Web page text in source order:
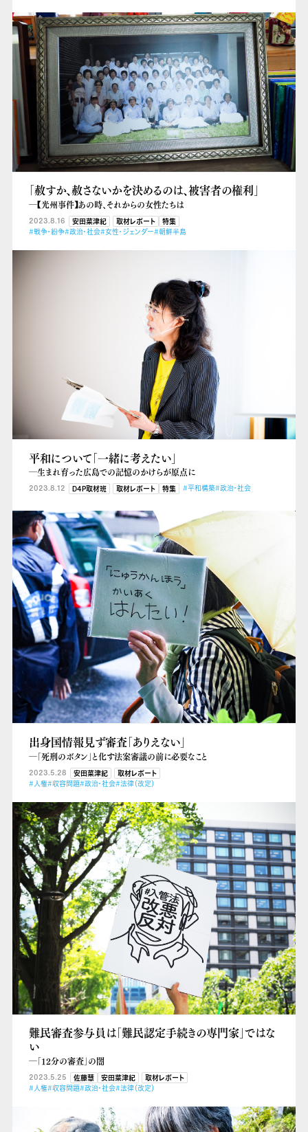
「赦すか、赦さないかを決めるのは、被害者の権利」
―【光州事件】あの時、それからの女性たちは
2023.8.16 安田菜津紀 取材レポート
特集
#戦争・紛争#政治・社会#女性・ジェンダー#朝鮮半島
平和について「一緒に考えたい」
―生まれ育った広島での記憶のかけらが原点に
2023.8.12 D4P取材班 取材レポート 特集 #平和構築#政治・社会
出身国情報見ず審査「ありえない」
―「死刑のボタン」と化す法案審議の前に必要なこと
2023.5.28 安田菜津紀
取材レポート
#人権#収容問題#政治・社会#法律（改定）
難民審査参与員は「難民認定手続きの専門家」ではな
い
―「12分の審査」の闇
2023.5.25 佐藤慧 安田菜津紀
取材レポート
#人権#収容問題#政治・社会#法律（改定）